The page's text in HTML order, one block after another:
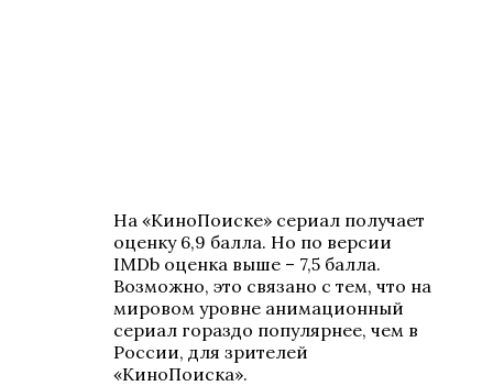
На «КиноПоиске» сериал получает
оценку 6,9 балла. Но по версии
IMDb оценка выше – 7,5 балла.
Возможно, это связано с тем, что на
мировом уровне анимационный
сериал гораздо популярнее, чем в
России, для зрителей
«КиноПоиска».